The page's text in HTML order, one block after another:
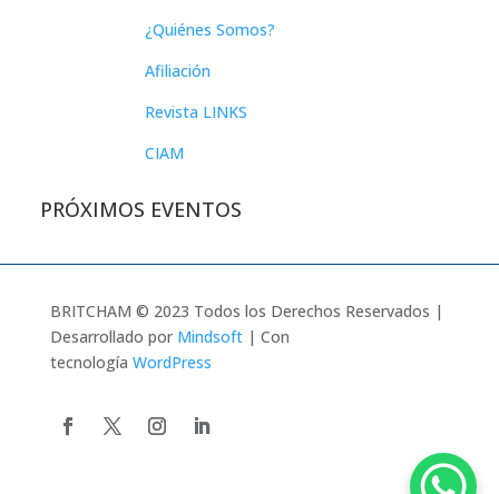
¿Quiénes Somos?
Afiliación
Revista LINKS
CIAM
PRÓXIMOS EVENTOS
BRITCHAM © 2023 Todos los Derechos Reservados |
Desarrollado por Mindsoft| Con
tecnología WordPress